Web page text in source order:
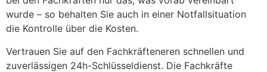
wurde – so behalten Sie auch in einer Notfallsituation
die Kontrolle über die Kosten.
Vertrauen Sie auf den Fachkräfteneren schnellen und
zuverlässigen 24h-Schlüsseldienst. Die Fachkräfte